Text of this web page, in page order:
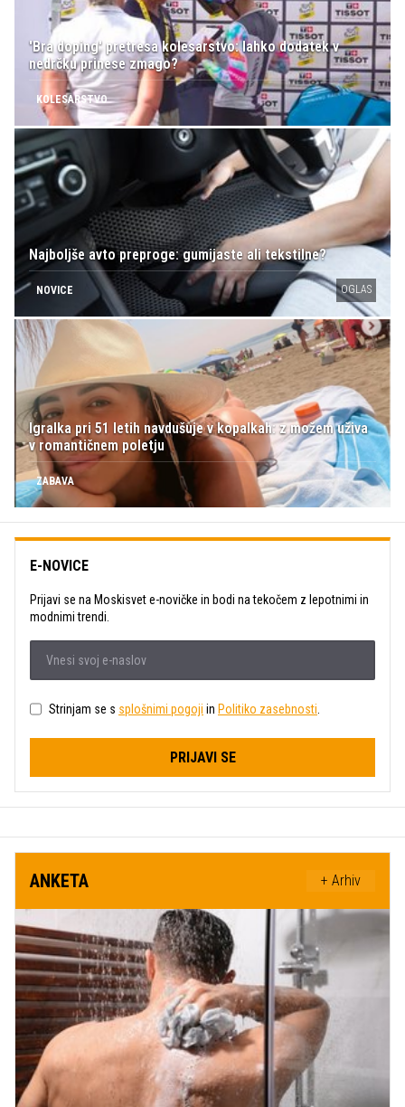
'Bra doping' pretresa kolesarstvo: lahko dodatek v
nedrčku prinese zmago?
KOLESARSTVO
Najboljše avto preproge: gumijaste ali tekstilne?
NOVICE OGLAS
Igralka pri 51 letih navdušuje v kopalkah: z možem uživa
v romantičnem poletju
ZABAVA
E-NOVICE
Prijavi se na Moskisvet e-novičke in bodi na tekočem z lepotnimi in
modnimi trendi.
Strinjam se s splošnimi pogoji in Politiko zasebnosti
PRIJAVI SE
ANKETA + Arhiv